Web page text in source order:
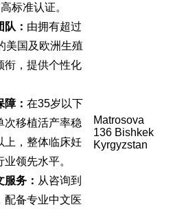
标准认证。
： 由拥有超过
美国及欧洲生殖
衔，提供个性化
： 在35岁以下
次移植活产率稳
上，整体临床妊
领先水平。
务： 从咨询到
配备专业中文医
Matrosova
136 Bishkek
Kyrgyzstan